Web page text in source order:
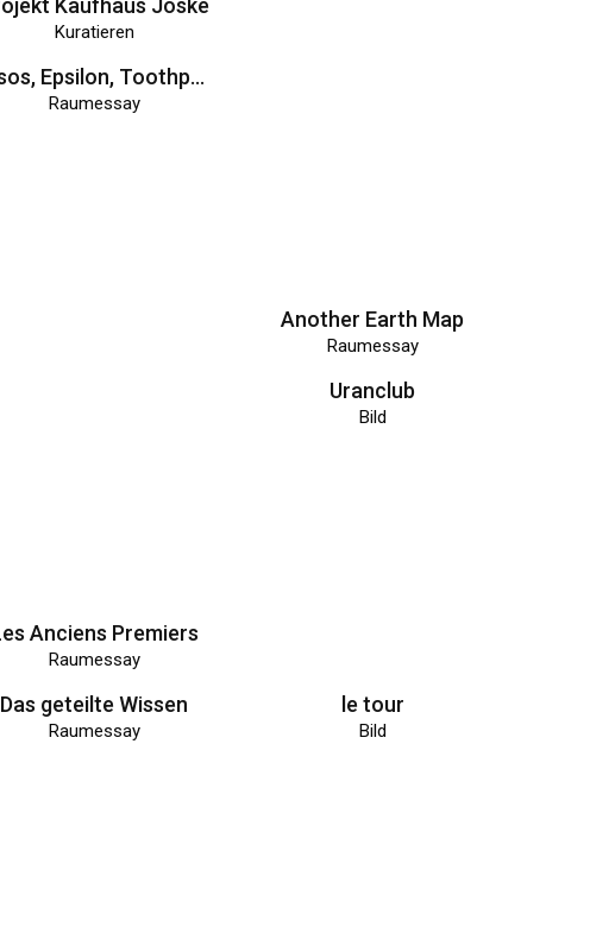
Alsos, Epsilon, Toothpaste
Raumessay
Uranclub
Bild
Das geteilte Wissen
Raumessay
le tour
Bild